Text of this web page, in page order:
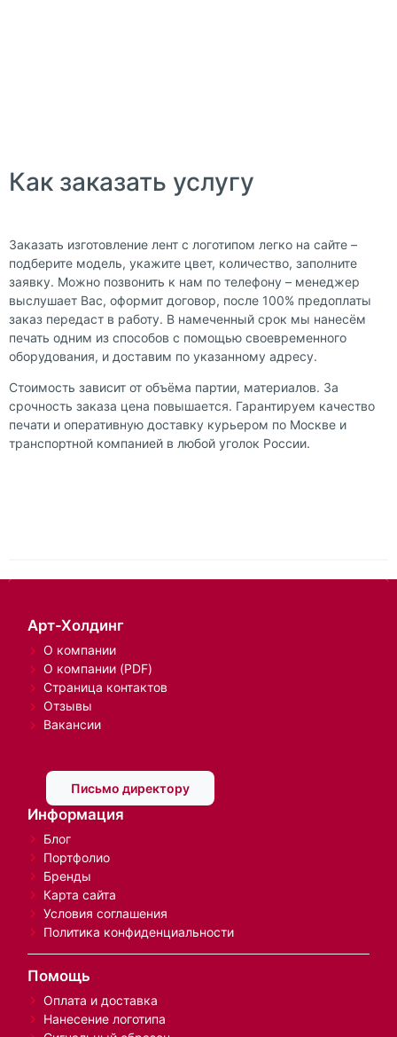
Как заказать услугу
Заказать изготовление лент с логотипом легко на сайте –
подберите модель, укажите цвет, количество, заполните
заявку. Можно позвонить к нам по телефону – менеджер
выслушает Вас, оформит договор, после 100% предоплаты
заказ передаст в работу. В намеченный срок мы нанесём
печать одним из способов с помощью своевременного
оборудования, и доставим по указанному адресу.
Стоимость зависит от объёма партии, материалов. За
срочность заказа цена повышается. Гарантируем качество
печати и оперативную доставку курьером по Москве и
транспортной компанией в любой уголок России.
Арт-Холдинг
О компании
О компании (PDF)
Страница контактов
Отзывы
Вакансии
Письмо директору
Информация
Блог
Портфолио
Бренды
Карта сайта
Условия соглашения
Политика конфиденциальности
Помощь
Оплата и доставка
Нанесение логотипа